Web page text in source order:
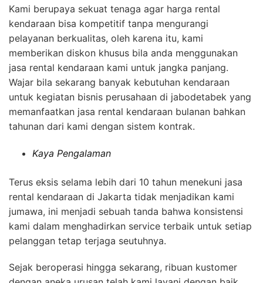
Kami berupaya sekuat tenaga agar harga rental
kendaraan bisa kompetitif tanpa mengurangi
pelayanan berkualitas, oleh karena itu, kami
memberikan diskon khusus bila anda menggunakan
jasa rental kendaraan kami untuk jangka panjang.
Wajar bila sekarang banyak kebutuhan kendaraan
untuk kegiatan bisnis perusahaan di jabodetabek yang
memanfaatkan jasa rental kendaraan bulanan bahkan
tahunan dari kami dengan sistem kontrak.
Kaya Pengalaman
Terus eksis selama lebih dari 10 tahun menekuni jasa
rental kendaraan di Jakarta tidak menjadikan kami
jumawa, ini menjadi sebuah tanda bahwa konsistensi
kami dalam menghadirkan service terbaik untuk setiap
pelanggan tetap terjaga seutuhnya.
Sejak beroperasi hingga sekarang, ribuan kustomer